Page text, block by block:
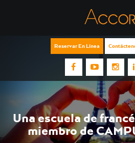
Reservar En Línea
Una escuela de
miembro de